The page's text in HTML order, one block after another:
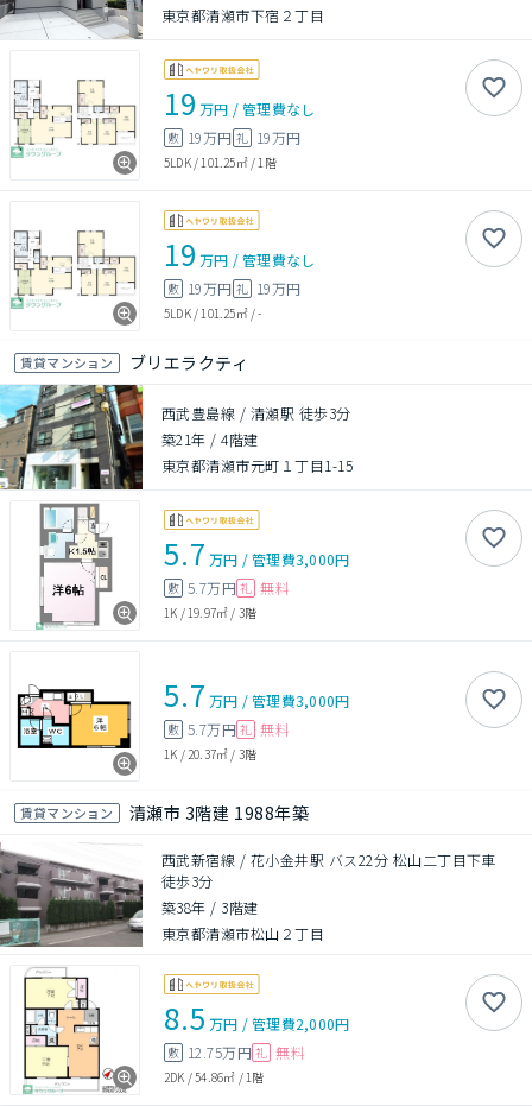
東京都清瀬市下宿２丁目
19 万円 /管理費なし
敷 19万円 礼 19万円
5LDK/101.25㎡/1階
19 万円 /管理費なし
敷 19万円 礼 19万円
5LDK/101.25㎡/-
賃貸マンション ブリエラクティ
西武豊島線 / 清瀬駅 徒歩3分
築21年 /4階建
東京都清瀬市元町１丁目1-15
5.7 万円 /管理費3,000円
敷 5.7万円 礼 無料
1K /19.97㎡ / 3階
5.7 万円 /管理費3,000円
敷 5.7万円 礼 無料
1K / 20.37㎡ / 3階
賃貸マンション 清瀬市 3階建 1988年築
西武新宿線 / 花小金井駅 バス22分 松山二丁目下車
徒歩3分
築38年 / 3階建
東京都清瀬市松山２丁目
8.5 万円 /管理費2,000円
敷 12.75万円 礼 無料
2DK /54.86㎡ /1階